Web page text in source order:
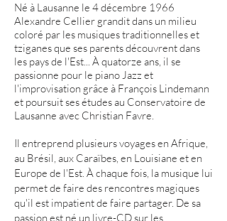
Né à Lausanne le 4 décembre 1966
Alexandre Cellier grandit dans un milieu
coloré par les musiques traditionnelles et
tziganes que ses parents découvrent dans
les pays de l'Est... À quatorze ans, il se
passionne pour le piano Jazz et
l'improvisation grâce à François Lindemann
et poursuit ses études au Conservatoire de
Lausanne avec Christian Favre.
Il entreprend plusieurs voyages en Afrique,
au Brésil, aux Caraïbes, en Louisiane et en
Europe de l'Est. À chaque fois, la musique lui
permet de faire des rencontres magiques
qu'il est impatient de faire partager. De sa
passion est né un livre-CD sur les